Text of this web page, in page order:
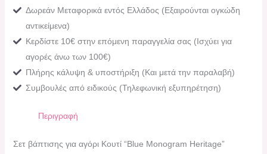
Δωρεάν Μεταφορικά εντός Ελλάδος (Εξαιρούνται ογκώδη
αντικείμενα)
Κερδίστε 10€ στην επόμενη παραγγελία σας (Ισχύει για
αγορές άνω των 100€)
Πλήρης κάλυψη & υποστήριξη (Και μετά την παραλαβή)
Συμβουλές από ειδικούς (Τηλεφωνική εξυπηρέτηση)
Περιγραφή
Σετ βάπτισης για αγόρι Κουτί “Blue Monogram Heritage”